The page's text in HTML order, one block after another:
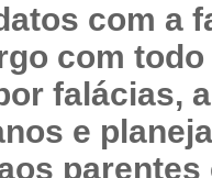
com a
com
falácias,
e
parentes